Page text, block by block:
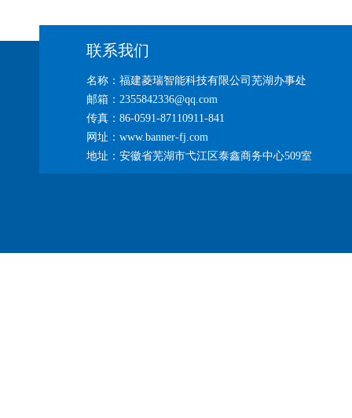
联系我们
名称：福建菱瑞智能科技有限公司芜湖办事处
邮箱：2355842336@qq.com
传真：86-0591-87110911-841
网址：www.banner-fj.com
地址：安徽省芜湖市弋江区泰鑫商务中心509室